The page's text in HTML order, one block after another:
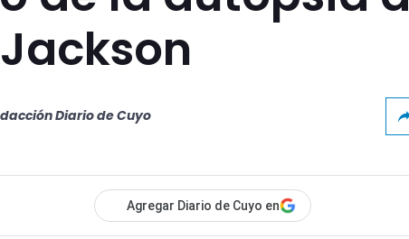
Diario de Cuyo
Agregar Diario de Cuyo en